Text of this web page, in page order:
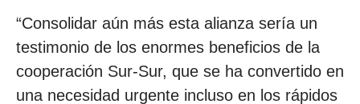
“Consolidar aún más esta alianza sería un
testimonio de los enormes beneficios de la
cooperación Sur-Sur, que se ha convertido en
una necesidad urgente incluso en los rápidos